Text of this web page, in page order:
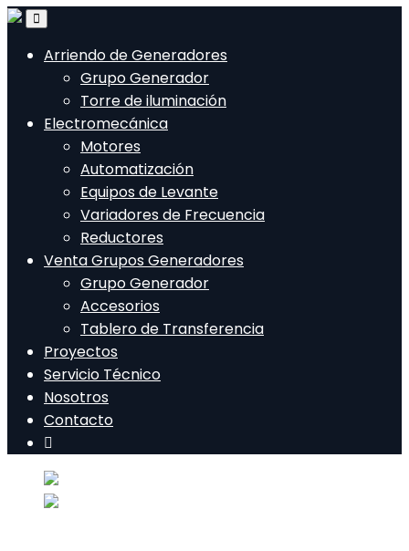
Arriendo de Generadores
Grupo Generador
Torre de iluminación
Electromecánica
Motores
Automatización
Equipos de Levante
Variadores de Frecuencia
Reductores
Venta Grupos Generadores
Grupo Generador
Accesorios
Tablero de Transferencia
Proyectos
Servicio Técnico
Nosotros
Contacto